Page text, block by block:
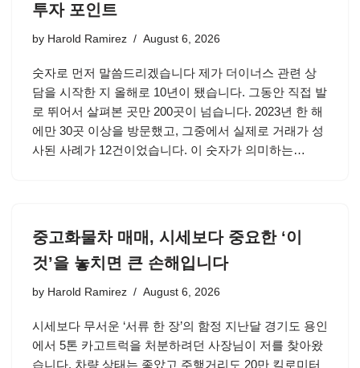
투자 포인트
by Harold Ramirez August 6, 2026
숫자로 먼저 말씀드리겠습니다 제가 더이너스 관련 상
담을 시작한 지 올해로 10년이 됐습니다. 그동안 직접 발
로 뛰어서 살펴본 곳만 200곳이 넘습니다. 2023년 한 해
에만 30곳 이상을 방문했고, 그중에서 실제로 거래가 성
사된 사례가 12건이었습니다. 이 숫자가 의미하는…
중고화물차 매매, 시세보다 중요한 ‘이
것’을 놓치면 큰 손해입니다
by Harold Ramirez August 6, 2026
시세보다 무서운 ‘서류 한 장’의 함정 지난달 경기도 용인
에서 5톤 카고트럭을 처분하려던 사장님이 저를 찾아왔
습니다. 차량 상태는 좋았고 주행거리도 20만 킬로미터